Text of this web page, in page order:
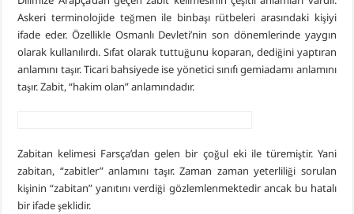
Askeri terminolojide teğmen ile binbaşı rütbeleri arasındaki kişiyi
ifade eder. Özellikle Osmanlı Devleti’nin son dönemlerinde yaygın
olarak kullanılırdı. Sıfat olarak tuttuğunu koparan, dediğini yaptıran
anlamını taşır. Ticari bahsiyede ise yönetici sınıfı gemiadamı anlamını
taşır. Zabit, “hakim olan” anlamındadır.
Zabitan kelimesi Farsça’dan gelen bir çoğul eki ile türemiştir. Yani
zabitan, “zabitler” anlamını taşır. Zaman zaman yeterliliği sorulan
kişinin “zabitan” yanıtını verdiği gözlemlenmektedir ancak bu hatalı
bir ifade şeklidir.